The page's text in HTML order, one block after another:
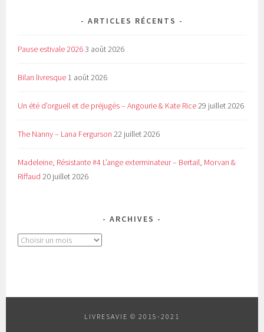
ARTICLES RÉCENTS
Pause estivale 20263 août 2026
Bilan livresque 1 août 2026
Un été d’orgueil et de préjugés – Angourie & Kate Rice29 juillet 2026
The Nanny – Lana Fergurson 22 juillet 2026
Madeleine, Résistante #4 L’ange exterminateur – Bertail, Morvan &
Riffaud 20 juillet 2026
ARCHIVES
Archives
LIVRESAVIE © 2015-2021